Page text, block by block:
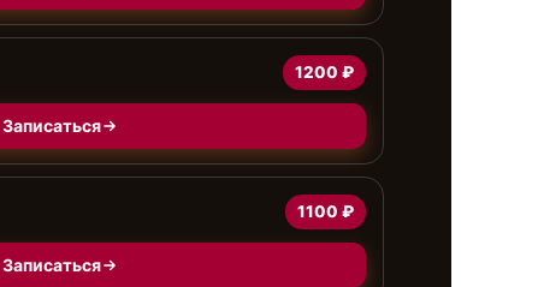
1200 ₽
Записаться
1100 ₽
Записаться